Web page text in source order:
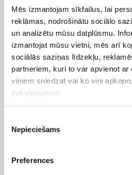
Mēs izmantojam sīkfailus, lai
reklāmas, nodrošinātu sociālo
un analizētu mūsu datplūsmu.
izmantojat mūsu vietni, mēs arī
sociālās saziņas līdzekļu,
partneriem, kuri to var apvienot
viņiem sniedzat vai ko viņi
pakalpojumus.
izvēle
Nepieciešams
Preferences
Naktstabulasjau sen vairs nav domāti
novietošanai. Naktsskapīši ir smalks un
guļamistabā.
Vai meklējat naktsgaldiņu? Apmeklējiet
veikalu, kurā pārdodam mūsu pašu
kvalitatīvas, stilīgas un praktiskas
mājai.
praktiskums
galdi ir kompakti un ērti lietojami. Sānu